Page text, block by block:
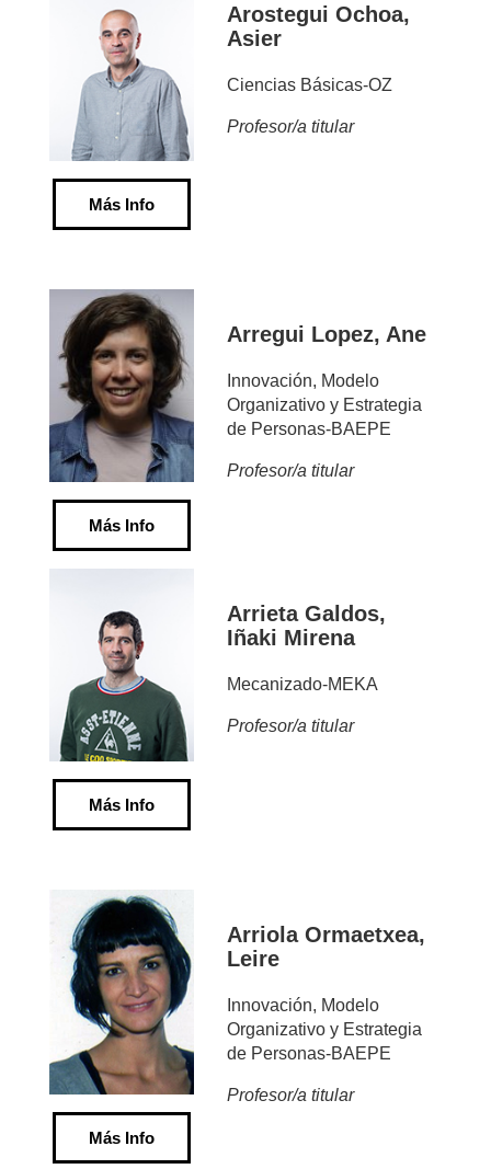
Más Info
Arostegui Ochoa,
Asier
Ciencias Básicas-OZ
Profesor/a titular
Más Info
Arregui Lopez, Ane
Innovación, Modelo
Organizativo y Estrategia
de Personas-BAEPE
Profesor/a titular
Más Info
Arrieta Galdos,
Iñaki Mirena
Mecanizado-MEKA
Profesor/a titular
Más Info
Arriola Ormaetxea,
Leire
Innovación, Modelo
Organizativo y Estrategia
de Personas-BAEPE
Profesor/a titular